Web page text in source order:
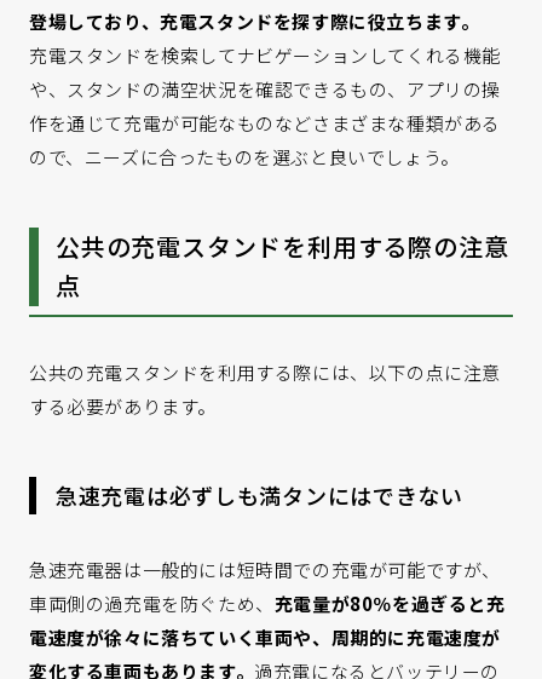
登場しており、充電スタンドを探す際に役立ちます。
充電スタンドを検索してナビゲーションしてくれる機能
や、スタンドの満空状況を確認できるもの、アプリの操
作を通じて充電が可能なものなどさまざまな種類がある
ので、ニーズに合ったものを選ぶと良いでしょう。
公共の充電スタンドを利用する際の注意
点
公共の充電スタンドを利用する際には、以下の点に注意
する必要があります。
急速充電は必ずしも満タンにはできない
急速充電器は一般的には短時間での充電が可能ですが、
車両側の過充電を防ぐため、 充電量が80％を過ぎると充
電速度が徐々に落ちていく車両や、周期的に充電速度が
変化する車両もあります。 過充電になるとバッテリーの